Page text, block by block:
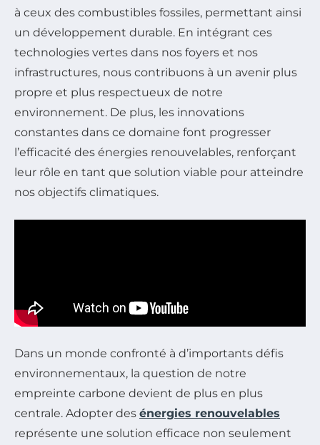
à ceux des combustibles fossiles, permettant ainsi
un développement durable. En intégrant ces
technologies vertes dans nos foyers et nos
infrastructures, nous contribuons à un avenir plus
propre et plus respectueux de notre
environnement. De plus, les innovations
constantes dans ce domaine font progresser
l’efficacité des énergies renouvelables, renforçant
leur rôle en tant que solution viable pour atteindre
nos objectifs climatiques.
Dans un monde confronté à d’importants défis
environnementaux, la question de notre
empreinte carbone devient de plus en plus
centrale. Adopter des énergies renouvelables
représente une solution efficace non seulement